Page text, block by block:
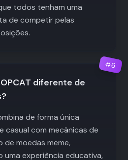
todos tenham uma
de competir pelas
#6
diferente de
de forma única
casual com mecânicas de
de moedas meme,
uma experiência educativa,